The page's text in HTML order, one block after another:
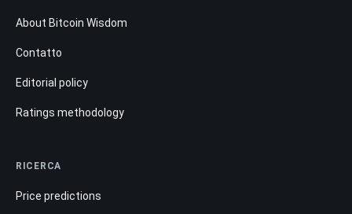
About Bitcoin Wisdom
Contatto
Editorial policy
Ratings methodology
RICERCA
Price predictions